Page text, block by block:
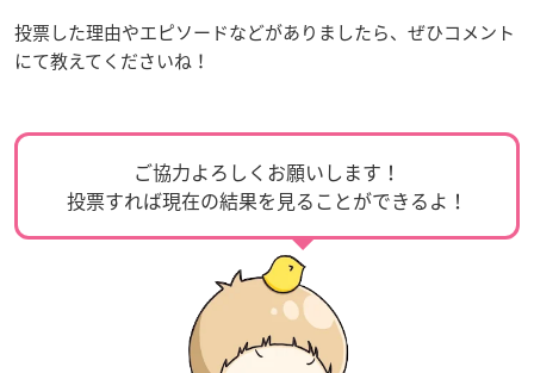
投票した理由やエピソードなどがありましたら、ぜひコメント
にて教えてくださいね！
ご協力よろしくお願いします！
投票すれば現在の結果を見ることができるよ！